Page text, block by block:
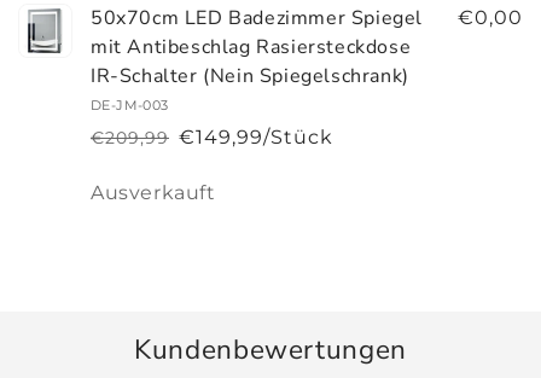
50x70cm LED Badezimmer Spiegel
mit Antibeschlag Rasiersteckdose
IR-Schalter (Nein Spiegelschrank)
DE-JM-003
Normaler
€209,99
Verkaufspreis€149,99/Stück
€0,00
Anzahl
Ausverkauft
Kundenbewertungen